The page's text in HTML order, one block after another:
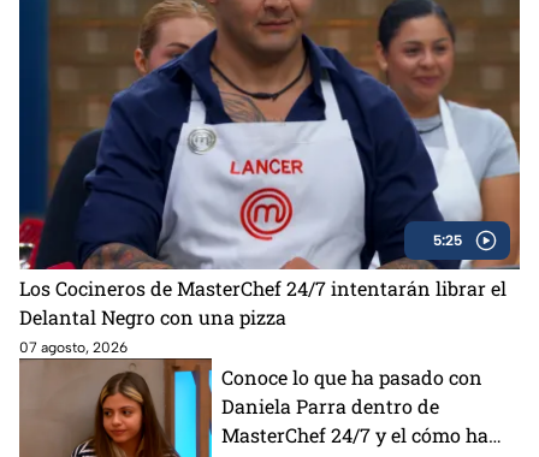
5:25
Los Cocineros de MasterChef 24/7 intentarán librar el
Delantal Negro con una pizza
07 agosto, 2026
Conoce lo que ha pasado con
Daniela Parra dentro de
MasterChef 24/7 y el cómo ha